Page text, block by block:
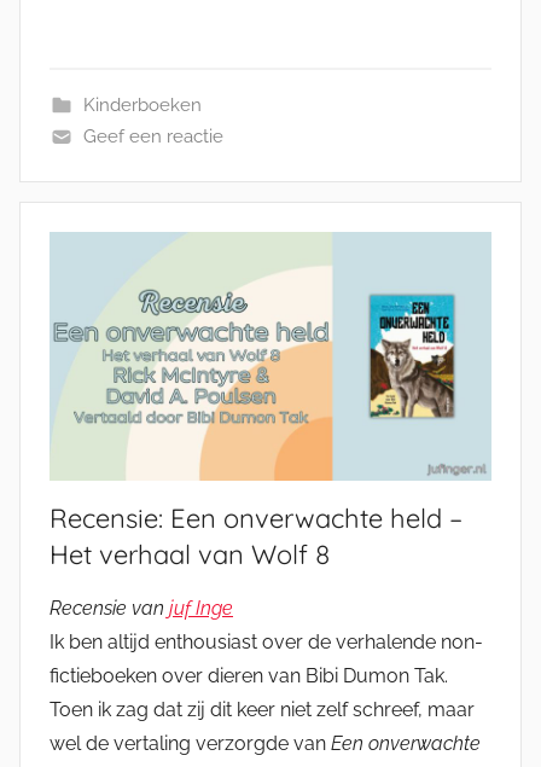
Kinderboeken
Geef een reactie
Recensie: Een onverwachte held –
Het verhaal van Wolf 8
Recensie van juf Inge
Ik ben altijd enthousiast over de verhalende non-
fictieboeken over dieren van Bibi Dumon Tak.
Toen ik zag dat zij dit keer niet zelf schreef, maar
wel de vertaling verzorgde van Een onverwachte